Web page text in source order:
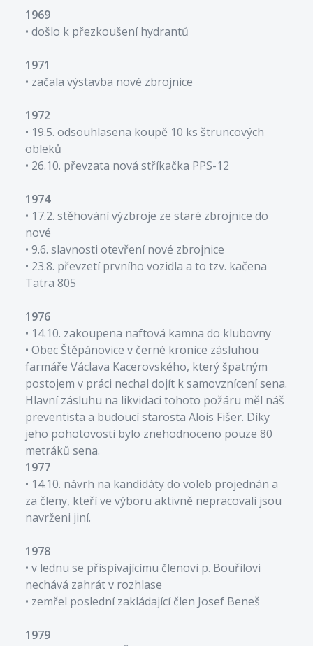
1969
• došlo k přezkoušení hydrantů
1971
• začala výstavba nové zbrojnice
1972
• 19.5. odsouhlasena koupě 10 ks štruncových
obleků
• 26.10. převzata nová stříkačka PPS-12
1974
• 17.2. stěhování výzbroje ze staré zbrojnice do
nové
• 9.6. slavnosti otevření nové zbrojnice
• 23.8. převzetí prvního vozidla a to tzv. kačena
Tatra 805
1976
• 14.10. zakoupena naftová kamna do klubovny
• Obec Štěpánovice v černé kronice zásluhou
farmáře Václava Kacerovského, který špatným
postojem v práci nechal dojít k samovznícení sena.
Hlavní zásluhu na likvidaci tohoto požáru měl náš
preventista a budoucí starosta Alois Fišer. Díky
jeho pohotovosti bylo znehodnoceno pouze 80
1977
• 14.10. návrh na kandidáty do voleb projednán a
za členy, kteří ve výboru aktivně nepracovali jsou
navrženi jiní.
1978
• v lednu se přispívajícímu členovi p. Bouřilovi
nechává zahrát v rozhlase
• zemřel poslední zakládající člen Josef Beneš
1979